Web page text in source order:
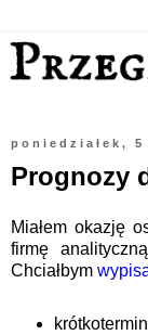
poniedziałek, 5
Prognozy
Miałem okazję
firmę
Chciałbym